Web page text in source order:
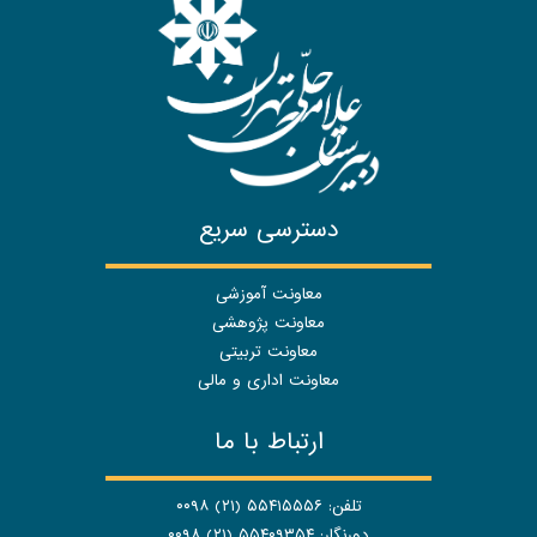
دسترسی سریع
معاونت آموزشی
معاونت پژوهشی
معاونت تربیتی
معاونت اداری و مالی
ارتباط با ما
تلفن: ۵۵۴۱۵۵۵۶ (۲۱) ۰۰۹۸